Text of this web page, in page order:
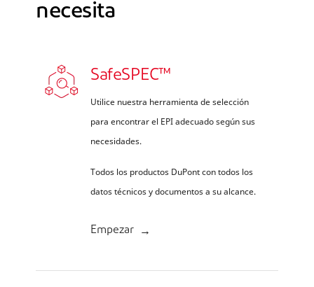
necesita
SafeSPEC™
Utilice nuestra herramienta de selección
para encontrar el EPI adecuado según sus
necesidades.
Todos los productos DuPont con todos los
datos técnicos y documentos a su alcance.
Empezar